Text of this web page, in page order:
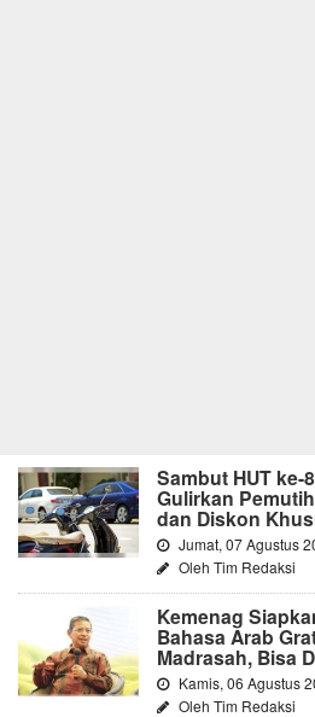
Sambut HUT ke-
Gulirkan
dan Diskon
Jumat, 07 Agustus
Oleh Tim Redaksi
Kemenag
Bahasa Arab
Madrasah, Bisa
Kamis, 06 Agustus
Oleh Tim Redaksi